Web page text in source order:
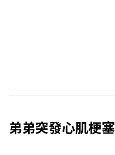
弟弟突發心肌梗塞